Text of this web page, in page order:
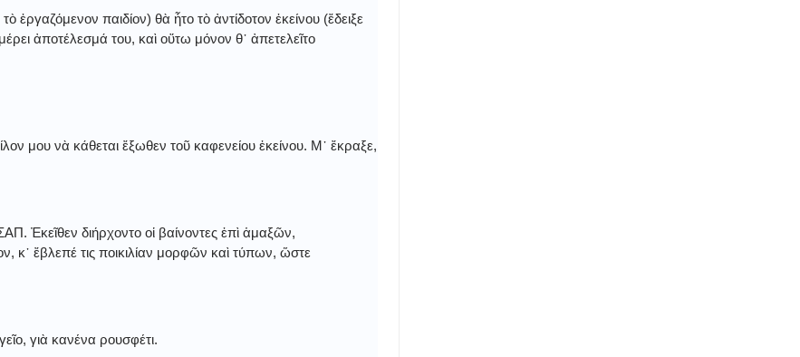
ἐργαζόμενον παιδίον) θὰ ἦτο τὸ ἀντίδοτον ἐκείνου (ἔδειξε
ἀποτέλεσμά του, καὶ οὕτω μόνον θ᾿ ἀπετελεῖτο
μου νὰ κάθεται ἔξωθεν τοῦ καφενείου ἐκείνου. Μ᾿ ἔκραξε,
Ἐκεῖθεν διήρχοντο οἱ βαίνοντες ἐπὶ ἁμαξῶν,
κ᾿ ἔβλεπέ τις ποικιλίαν μορφῶν καὶ τύπων, ὥστε
γιὰ κανένα ρουσφέτι.